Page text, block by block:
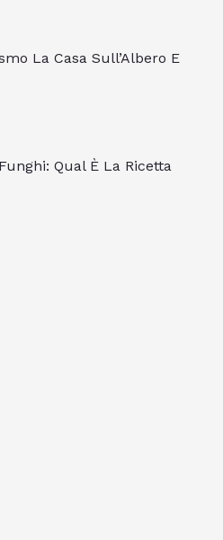
La Casa Sull’Albero E
Qual È La Ricetta